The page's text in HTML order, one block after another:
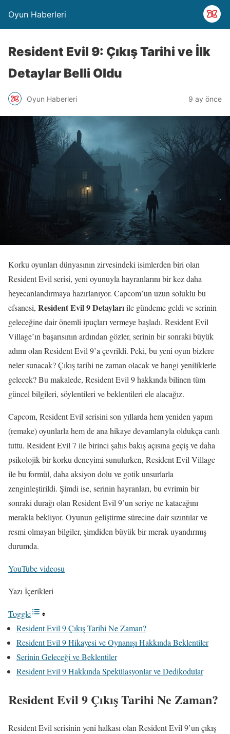
Oyun Haberleri
Resident Evil 9: Çıkış Tarihi ve İlk
Detaylar Belli Oldu
Oyun Haberleri 9 ay önce
Korku oyunları dünyasının zirvesindeki isimlerden biri olan
Resident Evil serisi, yeni oyunuyla hayranlarını bir kez daha
heyecanlandırmaya hazırlanıyor. Capcom’un uzun soluklu bu
efsanesi, Resident Evil 9 Detaylarıile gündeme geldi ve serinin
geleceğine dair önemli ipuçları vermeye başladı. Resident Evil
Village’ın başarısının ardından gözler, serinin bir sonraki büyük
adımı olan Resident Evil 9’a çevrildi. Peki, bu yeni oyun bizlere
neler sunacak? Çıkış tarihi ne zaman olacak ve hangi yeniliklerle
gelecek? Bu makalede, Resident Evil 9 hakkında bilinen tüm
güncel bilgileri, söylentileri ve beklentileri ele alacağız.
Capcom, Resident Evil serisini son yıllarda hem yeniden yapım
(remake) oyunlarla hem de ana hikaye devamlarıyla oldukça canlı
tuttu. Resident Evil 7 ile birinci şahıs bakış açısına geçiş ve daha
psikolojik bir korku deneyimi sunulurken, Resident Evil Village
ile bu formül, daha aksiyon dolu ve gotik unsurlarla
zenginleştirildi. Şimdi ise, serinin hayranları, bu evrimin bir
sonraki durağı olan Resident Evil 9’un seriye ne katacağını
merakla bekliyor. Oyunun geliştirme sürecine dair sızıntılar ve
resmi olmayan bilgiler, şimdiden büyük bir merak uyandırmış
durumda.
YouTube videosu
Yazı İçerikleri
Toggle
Resident Evil 9 Çıkış Tarihi Ne Zaman?
Resident Evil 9 Hikayesi ve Oynanışı Hakkında Beklentiler
Serinin Geleceği ve Beklentiler
Resident Evil 9 Hakkında Spekülasyonlar ve Dedikodular
Resident Evil 9 Çıkış Tarihi Ne Zaman?
Resident Evil serisinin yeni halkası olan Resident Evil 9’un çıkış